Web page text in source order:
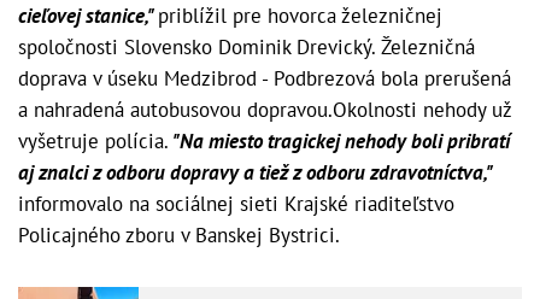
cieľovej stanice,"priblížil pre hovorca železničnej
spoločnosti Slovensko Dominik Drevický. Železničná
doprava v úseku Medzibrod - Podbrezová bola prerušená
a nahradená autobusovou dopravou.Okolnosti nehody už
vyšetruje polícia. "Na miesto tragickej nehody boli pribratí
aj znalci z odboru dopravy a tiež z odboru zdravotníctva,"
informovalo na sociálnej sieti Krajské riaditeľstvo
Policajného zboru v Banskej Bystrici.